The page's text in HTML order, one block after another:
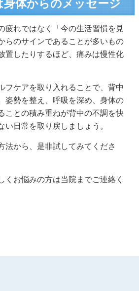
身体からのメッセージ
疲れではなく「今の生活習慣を見
らのサインであることが多いもの
置したりするほど、痛みは慢性化
フケアを取り入れることで、背中
姿勢を整え、呼吸を深め、身体の
ことの積み重ねが背中の不調を快
い日常を取り戻しましょう。
法から、是非試してみてくださ
くお悩みの方は当院までご連絡く